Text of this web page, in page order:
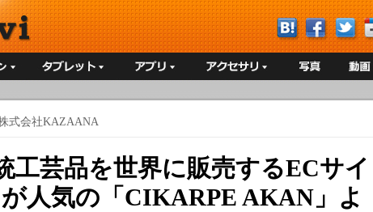
式会社KAZAANA
工芸品を世界に販売するECサイ
が人気の「CIKARPE AKAN」よ